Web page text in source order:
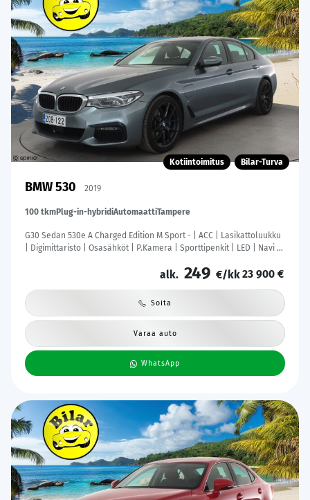
Kotiintoimitus Bilar-Turva
BMW 530 2019
100 tkmPlug-in-hybridiAutomaattiTampere
G30 Sedan 530e A Charged Edition M Sport - | ACC | Lasikattoluukku
| Digimittaristo | Osasähköt | P.Kamera | Sporttipenkit | LED | Navi |
alk. 249 €/kk23 900 €
Soita
Varaa auto
WhatsApp